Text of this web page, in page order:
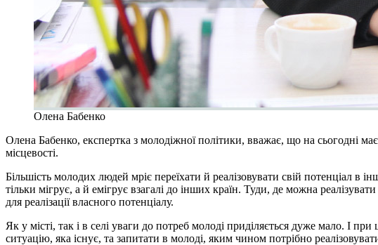
Олена Бабенко
Олена Бабенко, експертка з молодіжної політики, вважає, що на сьогодні
місцевості.
Більшість молодих людей мріє переїхати й реалізовувати свій потенціал
тільки мігрує, а й емігрує взагалі до інших країн. Туди, де можна
для реалізації власного потенціалу.
Як у місті, так і в селі уваги до потреб молоді приділяється дуже мало. І
ситуацію, яка існує, та запитати в молоді, яким чином потрібно